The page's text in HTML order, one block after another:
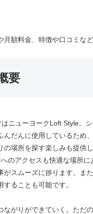
額料金、特徴や口コミな
要
ニューヨークLoft Style。
んだんに使用しているため
場所を探す楽しみも提供し
のアクセスも快適な場所
スムーズに捗ります。ま
ることも可能です。
がりができていく。ただ